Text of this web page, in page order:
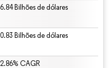
Bilhões de dólares
Bilhões de dólares
CAGR